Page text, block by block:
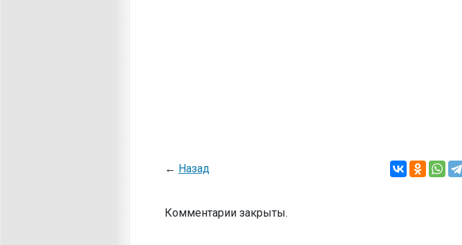
← Назад
Комментарии закрыты.